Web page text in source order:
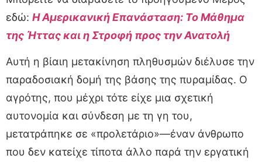
εδώ: Η Αμερικανική Επανάσταση: Το Μάθημα
της Ήττας και η Στροφή προς την Ανατολή
Αυτή η βίαιη μετακίνηση πληθυσμών διέλυσε την
παραδοσιακή δομή της βάσης της πυραμίδας. Ο
αγρότης, που μέχρι τότε είχε μια σχετική
αυτονομία και σύνδεση με τη γη του,
μετατράπηκε σε «προλετάριο»—έναν άνθρωπο
που δεν κατείχε τίποτα άλλο παρά την εργατική